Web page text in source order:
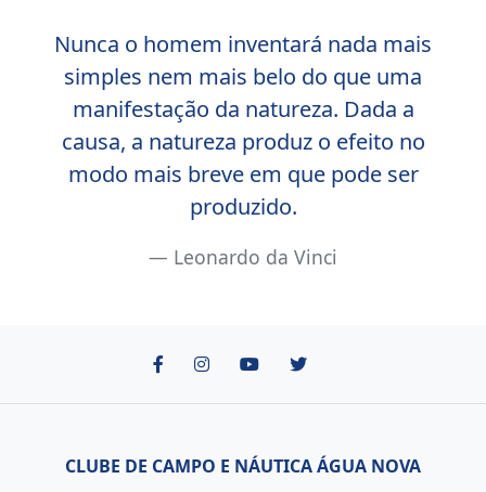
Nunca o homem inventará nada mais
simples nem mais belo do que uma
manifestação da natureza. Dada a
causa, a natureza produz o efeito no
modo mais breve em que pode ser
produzido.
Leonardo da Vinci
CLUBE DE CAMPO E NÁUTICA ÁGUA NOVA